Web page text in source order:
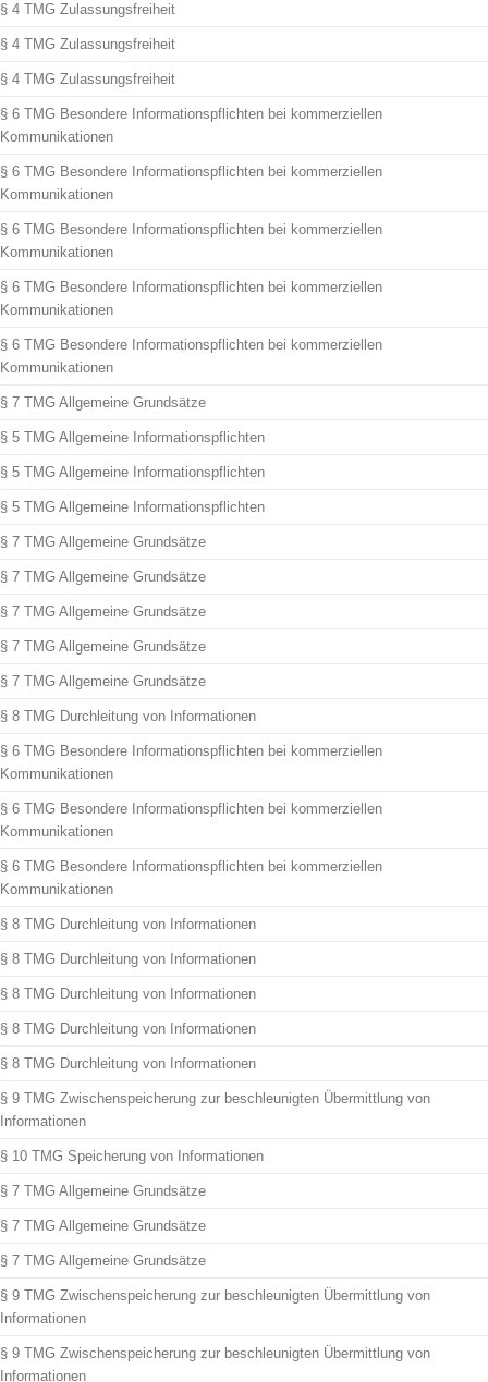
§ 4 TMG Zulassungsfreiheit
§ 4 TMG Zulassungsfreiheit
§ 4 TMG Zulassungsfreiheit
§ 6 TMG Besondere Informationspflichten bei kommerziellen
Kommunikationen
§ 6 TMG Besondere Informationspflichten bei kommerziellen
Kommunikationen
§ 6 TMG Besondere Informationspflichten bei kommerziellen
Kommunikationen
§ 6 TMG Besondere Informationspflichten bei kommerziellen
Kommunikationen
§ 6 TMG Besondere Informationspflichten bei kommerziellen
Kommunikationen
§ 7 TMG Allgemeine Grundsätze
§ 5 TMG Allgemeine Informationspflichten
§ 5 TMG Allgemeine Informationspflichten
§ 5 TMG Allgemeine Informationspflichten
§ 7 TMG Allgemeine Grundsätze
§ 7 TMG Allgemeine Grundsätze
§ 7 TMG Allgemeine Grundsätze
§ 7 TMG Allgemeine Grundsätze
§ 7 TMG Allgemeine Grundsätze
§ 8 TMG Durchleitung von Informationen
§ 6 TMG Besondere Informationspflichten bei kommerziellen
Kommunikationen
§ 6 TMG Besondere Informationspflichten bei kommerziellen
Kommunikationen
§ 6 TMG Besondere Informationspflichten bei kommerziellen
Kommunikationen
§ 8 TMG Durchleitung von Informationen
§ 8 TMG Durchleitung von Informationen
§ 8 TMG Durchleitung von Informationen
§ 8 TMG Durchleitung von Informationen
§ 8 TMG Durchleitung von Informationen
§ 9 TMG Zwischenspeicherung zur beschleunigten Übermittlung von
Informationen
§ 10 TMG Speicherung von Informationen
§ 7 TMG Allgemeine Grundsätze
§ 7 TMG Allgemeine Grundsätze
§ 7 TMG Allgemeine Grundsätze
§ 9 TMG Zwischenspeicherung zur beschleunigten Übermittlung von
Informationen
§ 9 TMG Zwischenspeicherung zur beschleunigten Übermittlung von
Informationen